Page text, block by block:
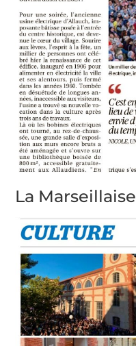
La Marseillaise